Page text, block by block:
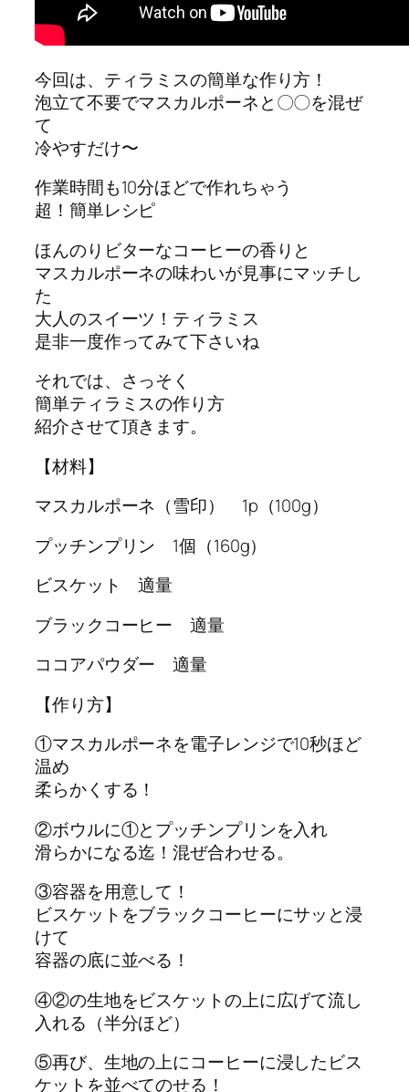
今回は、ティラミスの簡単な作り方！
泡立て不要でマスカルポーネと〇〇を混ぜ
て
冷やすだけ〜
作業時間も10分ほどで作れちゃう
超！簡単レシピ
ほんのりビターなコーヒーの香りと
マスカルポーネの味わいが見事にマッチし
た
大人のスイーツ！ティラミス
是非一度作ってみて下さいね
それでは、さっそく
簡単ティラミスの作り方
紹介させて頂きます。
【材料】
マスカルポーネ（雪印） 1p（100g）
プッチンプリン 1個（160g）
ビスケット 適量
ブラックコーヒー 適量
ココアパウダー 適量
【作り方】
①マスカルポーネを電子レンジで10秒ほど
温め
柔らかくする！
②ボウルに①とプッチンプリンを入れ
滑らかになる迄！混ぜ合わせる。
③容器を用意して！
ビスケットをブラックコーヒーにサッと浸
けて
容器の底に並べる！
④②の生地をビスケットの上に広げて流し
入れる（半分ほど）
⑤再び、生地の上にコーヒーに浸したビス
ケットを並べてのせる！